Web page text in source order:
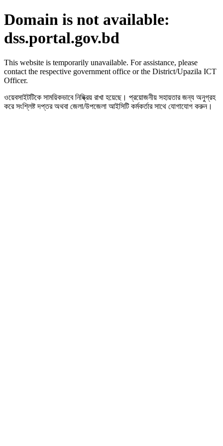
Domain is not available:
dss.portal.gov.bd
This website is temporarily unavailable. For assistance, please
contact the respective government office or the District/Upazila ICT
Officer.
ওয়েবসাইটটিকে সাময়িকভাবে নিষ্ক্রিয় রাখা হয়েছে। প্রয়োজনীয় সহায়তার জন্য অনুগ্রহ
করে সংশ্লিষ্ট দপ্তর অথবা জেলা/উপজেলা আইসিটি কর্মকর্তার সাথে যোগাযোগ করুন।